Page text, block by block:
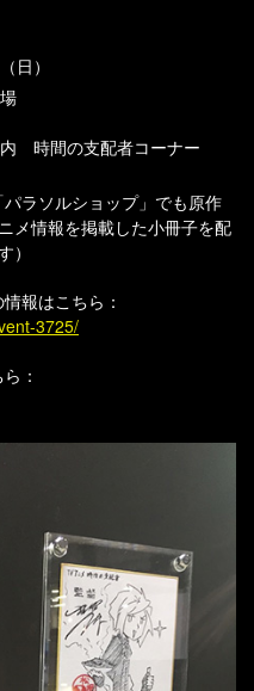
日）
時間の支配者コーナー
ラソルショップ」でも原作
メ情報を掲載した小冊子を配
）
報はこちら：
3725/
：